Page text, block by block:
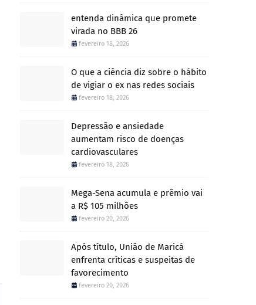
entenda dinâmica que promete
virada no BBB 26
fevereiro 18, 2026
O que a ciência diz sobre o hábito
de vigiar o ex nas redes sociais
fevereiro 18, 2026
Depressão e ansiedade
aumentam risco de doenças
cardiovasculares
fevereiro 18, 2026
Mega-Sena acumula e prêmio vai
a R$ 105 milhões
fevereiro 20, 2026
Após título, União de Maricá
enfrenta críticas e suspeitas de
favorecimento
fevereiro 20, 2026